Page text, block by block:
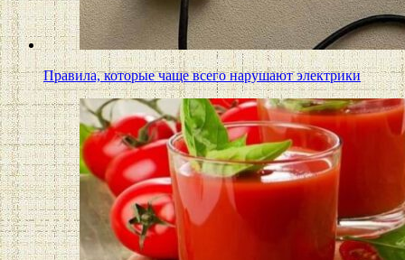
Правила, которые чаще всего нарушают электрики